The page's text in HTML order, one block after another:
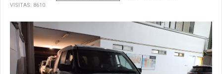
VISITAS: 8610